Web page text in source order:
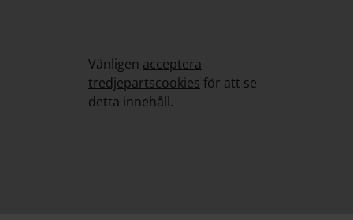
Vänligen acceptera
tredjepartscookies för att se
detta innehåll.